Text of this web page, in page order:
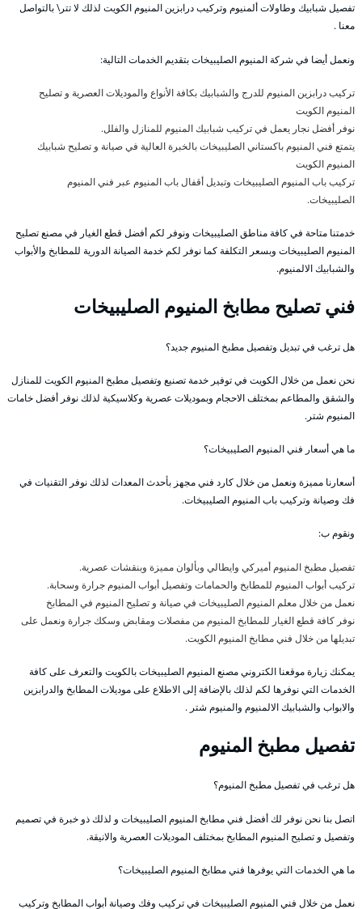
تفصيل شبابيك وطاولات ألمنيوم وتركيب درابزين المنيوم الكويت لذلك لا تتر\ بالتواصل
معنا .
ونعمل أيضا في شركة المنيوم الصليبيخات بتقديم الخدمات التالية:
تركيب درابزين المنيوم للدرج والشبابيك بكافة الأنواع والموديلات العصرية و تصليح
المنيوم الكويت
نوفر أفضل نجار يعمل في تركيب شبابيك المنيوم للمنازل والفلل.
يتمتع فني المنيوم باكستاني الصليبيخات بالخبرة العالية في صيانة و تصليح شبابيك
المنيوم الكويت
تركيب باب المنيوم الصليبيخات وتبديل أقفال باب المنيوم عبر فني المنيوم
الصليبيخات.
خدمتنا متاحة في كافة مناطق الصليبيخات ونوفر لكم أفضل قطع الغيار في مصنع تصليح
المنيوم الصليبيخات وبسعر التكلفة كما نوفر لكم خدمة الصيانة الدورية للمطابخ والأبواب
والشبابيك الالمنيوم.
فني تصليح مطابخ المنيوم الصليبيخات
هل ترغب في تبديل وتفصيل مطبخ المنيوم جديد؟
نحن نعمل من خلال الكويت في توفير خدمة تصنيع وتفصيل مطبخ المنيوم الكويت للمنازل
والشقق والمطاعم بمختلف الاحجام وبموديلات عصرية وكلاسيكية لذلك نوفر أفضل خامات
المنيوم شتر.
ما هي أسعار فني المنيوم الصليبيخات؟
أسعارنا مميزة ونعمل من خلال كارد فني مجهز بأحدث المعدات لذلك نوفر التقنيات في
فك وصيانة وتركيب باب المنيوم الصليبيخات.
ونقوم ب:
تفصيل مطبخ المنيوم أميركي وايطالي وبألوان مميزة وبنقشات عصرية.
تركيب أبواب المنيوم للمطابخ والحمامات وتفصيل أبواب المنيوم جرارة وسحابة.
نعمل من خلال معلم المنيوم الصليبيخات في صيانة و تصليح المنيوم في المطابخ
نوفر كافة قطع الغيار للمطابخ المنيوم من مفصلات ومقابض وسكك جرارة ونعمل على
تبديلها من خلال فني مطابخ المنيوم الكويت.
يمكنك زيارة موقعنا الكتروني مصنع المنيوم الصليبيخات بالكويت والتعرف على كافة
الخدمات التي نوفرها لكم لذلك بالإضافة إلى الاطلاع على موديلات المطابخ والدرابزين
والابواب والشبابيك الالمنيوم والمنيوم شتر .
تفصيل مطبخ المنيوم
هل ترغب في تفصيل مطبخ المنيوم؟
اتصل بنا نحن نوفر لك أفضل فني مطابخ المنيوم الصليبيخات و لذلك ذو خبرة في تصميم
وتفصيل و تصليح المنيوم المطابخ بمختلف الموديلات العصرية والانيقة.
ما هي الخدمات التي يوفرها فني مطابخ المنيوم الصليبيخات؟
نعمل من خلال فني المنيوم الصليبيخات في تركيب وفك وصيانة أبواب المطابخ وتركيب